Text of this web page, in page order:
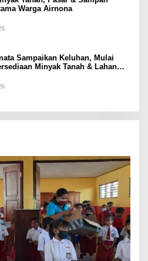
Warga Airnona
Sampaikan Keluhan, Mulai
Minyak Tanah & Lahan